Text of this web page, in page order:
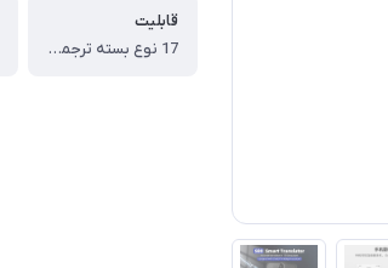
قابلیت
17 نوع بسته ترجمه آفلاین